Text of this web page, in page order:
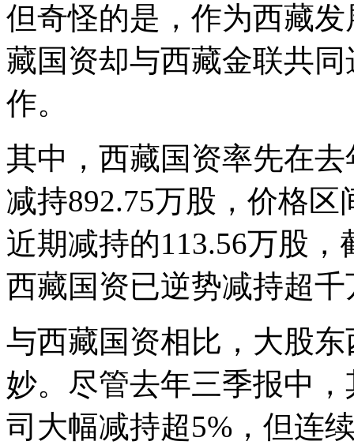
但奇怪的是，作为西藏
藏国资却与西藏金联共
作。
其中，西藏国资率先在
减持892.75万股，价格
近期减持的113.56万股
西藏国资已逆势减持超
与西藏国资相比，大股
妙。尽管去年三季报中
司大幅减持超5%，但连